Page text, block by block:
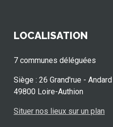
LOCALISATION
7 communes déléguées
Siège : 26 Grand'rue - Andard
49800 Loire-Authion
Situer nos lieux sur un plan